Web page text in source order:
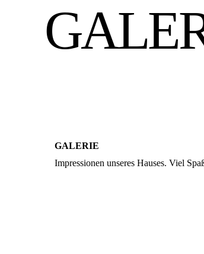
GALERIE
Impressionen unseres Hauses. Viel